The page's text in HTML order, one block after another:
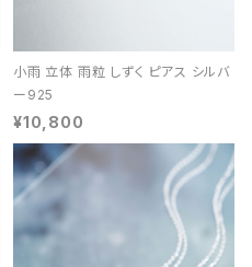
小雨 立体 雨粒 しずく ピアス シルバ
ー925
¥10,800